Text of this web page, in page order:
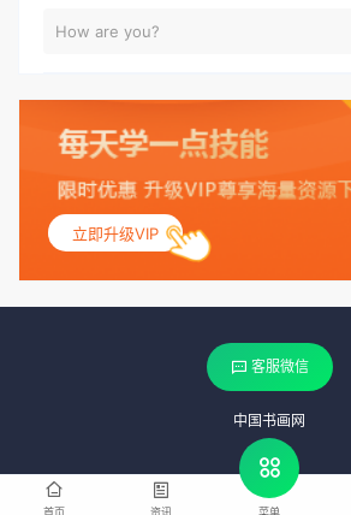
How are you?
立即升级VIP
客服微信
中国书画网
首页 资讯 菜单